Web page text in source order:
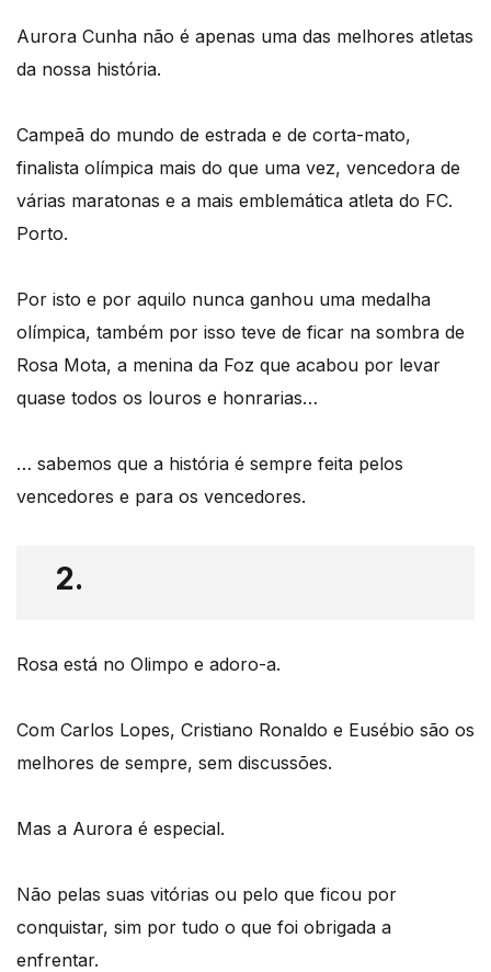
Aurora Cunha não é apenas uma das melhores atletas
da nossa história.
Campeã do mundo de estrada e de corta-mato,
finalista olímpica mais do que uma vez, vencedora de
várias maratonas e a mais emblemática atleta do FC.
Porto.
Por isto e por aquilo nunca ganhou uma medalha
olímpica, também por isso teve de ficar na sombra de
Rosa Mota, a menina da Foz que acabou por levar
quase todos os louros e honrarias…
… sabemos que a história é sempre feita pelos
vencedores e para os vencedores.
2.
Rosa está no Olimpo e adoro-a.
Com Carlos Lopes, Cristiano Ronaldo e Eusébio são os
melhores de sempre, sem discussões.
Mas a Aurora é especial.
Não pelas suas vitórias ou pelo que ficou por
conquistar, sim por tudo o que foi obrigada a
enfrentar.